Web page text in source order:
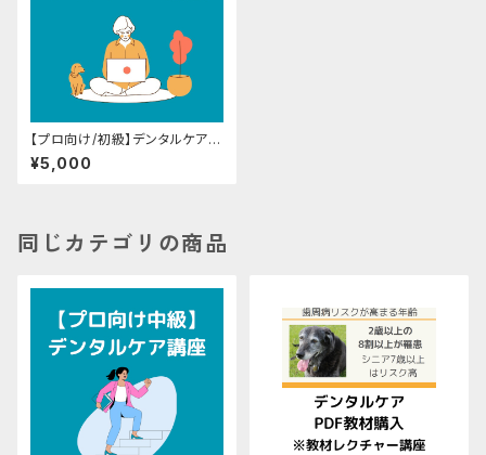
【プロ向け/初級】デンタルケア導
入講座（教材付）
¥5,000
同じカテゴリの商品